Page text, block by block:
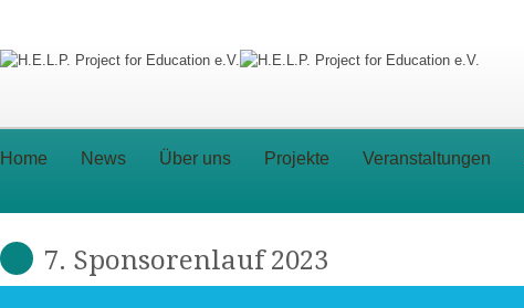
Home News Über uns Projekte Veranstaltungen
7. Sponsorenlauf 2023